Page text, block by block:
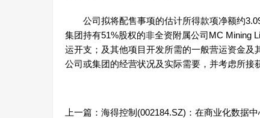
公司拟将配售事项的估计所得款项净额约
集团持有51%股权的非全资附属公司MC Mining
运开支；及其他项目开发所需的一般营运资金
公司或集团的经营状况及实际需要，并考虑所接
上一篇： 海得控制(002184.SZ)：在商业化数据